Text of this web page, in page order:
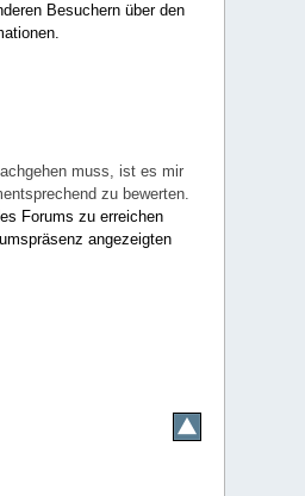
Besuchern über den
muss, ist es mir
zu bewerten.
Forums zu erreichen
angezeigten